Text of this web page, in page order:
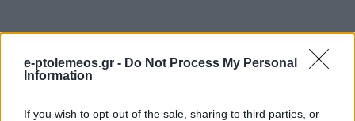
e-ptolemeos.gr - Do Not Process My Personal
Information
If you wish to opt-out of the sale, sharing to third parties, or